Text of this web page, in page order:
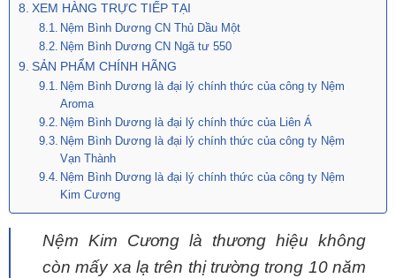
XEM HÀNG TRỰC TIẾP TẠI
Nệm Bình Dương CN Thủ Dầu Một
Nệm Bình Dương CN Ngã tư 550
SẢN PHẨM CHÍNH HÃNG
Nệm Bình Dương là đại lý chính thức của công ty Nệm
Aroma
Nệm Bình Dương là đại lý chính thức của Liên Á
Nệm Bình Dương là đại lý chính thức của công ty Nệm
Vạn Thành
Nệm Bình Dương là đại lý chính thức của công ty Nệm
Kim Cương
Nệm Kim Cương là thương hiệu không
còn mấy xa lạ trên thị trường trong 10 năm